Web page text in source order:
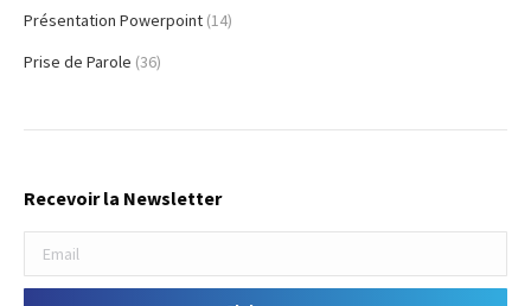
Présentation Powerpoint (14)
Prise de Parole (36)
Recevoir la Newsletter